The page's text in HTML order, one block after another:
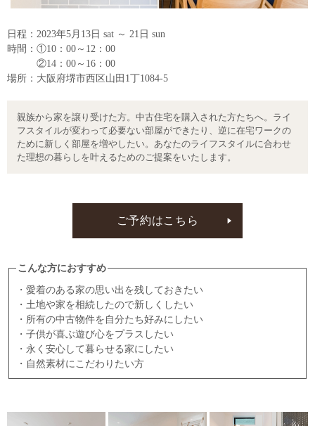
日程：2023年5月13日 sat ～ 21日 sun
時間：①10：00～12：00
②14：00～16：00
場所：大阪府堺市西区山田1丁1084-5
親族から家を譲り受けた方。中古住宅を購入された方たちへ。ライ
フスタイルが変わって必要ない部屋ができたり、逆に在宅ワークの
ために新しく部屋を増やしたい。あなたのライフスタイルに合わせ
た理想の暮らしを叶えるためのご提案をいたします。
ご予約はこちら
こんな方におすすめ
・愛着のある家の思い出を残しておきたい
・土地や家を相続したので新しくしたい
・所有の中古物件を自分たち好みにしたい
・子供が喜ぶ遊び心をプラスしたい
・永く安心して暮らせる家にしたい
・自然素材にこだわりたい方